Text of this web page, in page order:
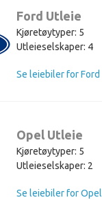
Ford Utleie
Kjøretøytyper: 5
Utleieselskaper: 4
Se leiebiler for Ford
Opel Utleie
Kjøretøytyper: 5
Utleieselskaper: 2
Se leiebiler for Opel